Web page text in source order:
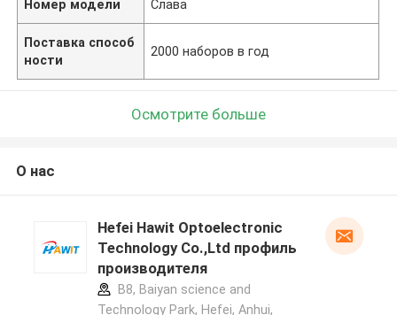
Номер модели Слава
Поставка способ
ности
2000 наборов в год
Осмотрите больше
О нас
Hefei Hawit Optoelectronic
Technology Co.,Ltd профиль
производителя
B8, Baiyan science and
Technology Park, Hefei, Anhui,